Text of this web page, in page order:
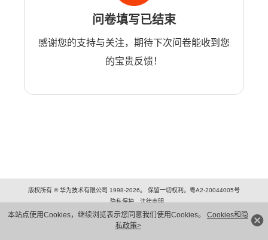
本站点使用Cookies，继续浏览表示您同意我们使用Cookies。 Cookies和隐
私政策>
问卷填写已结束
感谢您的支持与关注，期待下次问卷能收到您
的宝贵反馈！
版权所有 © 华为技术有限公司 1998-2026。 保留一切权利。粤A2-20044005号
隐私保护
法律声明